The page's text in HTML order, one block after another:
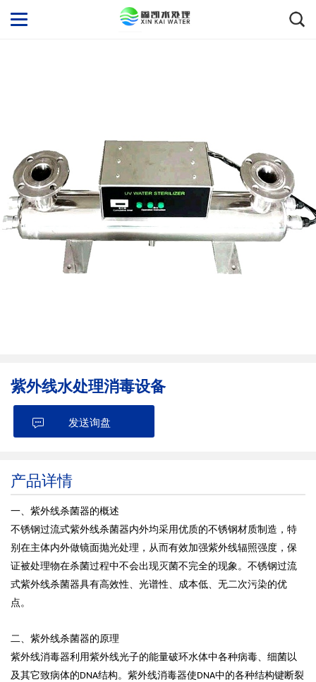
紫外线水处理消毒设备
发送询盘
产品详情
一、紫外线杀菌器的概述
不锈钢过流式紫外线杀菌器内外均采用优质的不锈钢材质制造，特
别在主体内外做镜面抛光处理，从而有效加强紫外线辐照强度，保
证被处理物在杀菌过程中不会出现灭菌不完全的现象。不锈钢过流
式紫外线杀菌器具有高效性、光谱性、成本低、无二次污染的优
点。
二、紫外线杀菌器的原理
紫外线消毒器利用紫外线光子的能量破环水体中各种病毒、细菌以
及其它致病体的DNA结构。紫外线消毒器使DNA中的各种结构键断裂